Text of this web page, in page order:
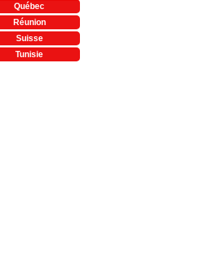
Québec
Réunion
Suisse
Tunisie